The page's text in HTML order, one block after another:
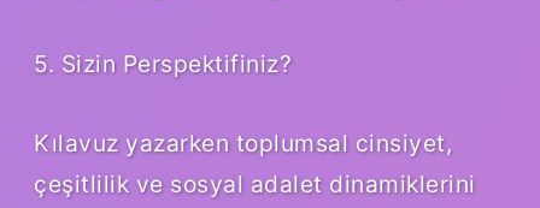
5. Sizin Perspektifiniz?
Kılavuz yazarken toplumsal cinsiyet,
çeşitlilik ve sosyal adalet dinamiklerini